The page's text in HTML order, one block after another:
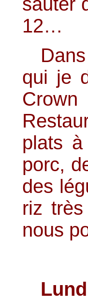
12…
qui je
plats
porc,
des
riz
nous